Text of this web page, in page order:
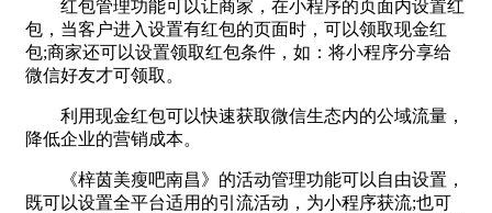
红包管理功能可以让商家，在小程序的页面内设置红
包，当客户进入设置有红包的页面时，可以领取现金红
包;商家还可以设置领取红包条件，如：将小程序分享给
微信好友才可领取。
利用现金红包可以快速获取微信生态内的公域流量，
降低企业的营销成本。
《梓茵美瘦吧南昌》的活动管理功能可以自由设置，
既可以设置全平台适用的引流活动，为小程序获流;也可